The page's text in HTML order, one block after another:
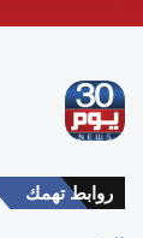
روابط تهمك